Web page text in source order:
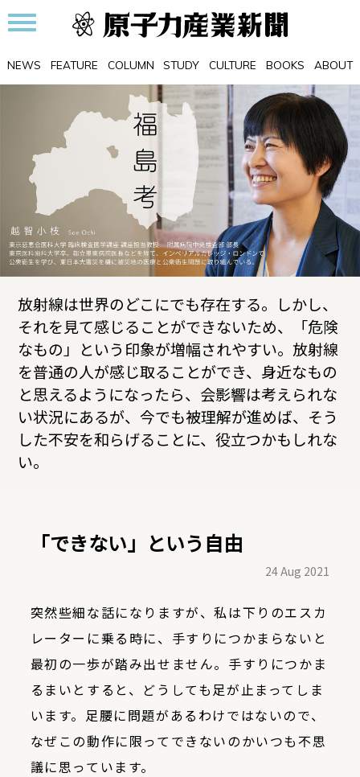
NEWS FEATURE COLUMN STUDY CULTURE BOOKS ABOUT
放射線は世界のどこにでも存在する。しかし、
それを見て感じることができないため、「危険
なもの」という印象が増幅されやすい。放射線
を普通の人が感じ取ることができ、身近なもの
と思えるようになったら、会影響は考えられな
い状況にあるが、今でも被理解が進めば、そう
した不安を和らげることに、役立つかもしれな
い。
「できない」という自由
24 Aug 2021
突然些細な話になりますが、私は下りのエスカ
レーターに乗る時に、手すりにつかまらないと
最初の一歩が踏み出せません。手すりにつかま
るまいとすると、どうしても足が止まってしま
います。足腰に問題があるわけではないので、
なぜこの動作に限ってできないのかいつも不思
議に思っています。